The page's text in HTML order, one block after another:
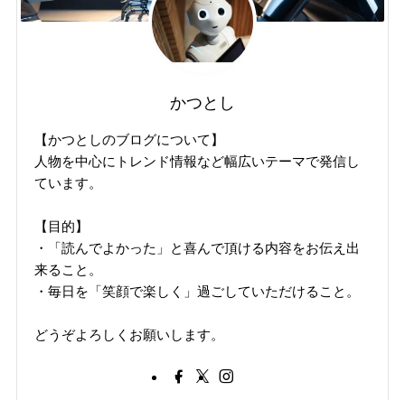
かつとし
【かつとしのブログについて】
人物を中心にトレンド情報など幅広いテーマで発信し
ています。
【目的】
・「読んでよかった」と喜んで頂ける内容をお伝え出
来ること。
・毎日を「笑顔で楽しく」過ごしていただけること。
どうぞよろしくお願いします。